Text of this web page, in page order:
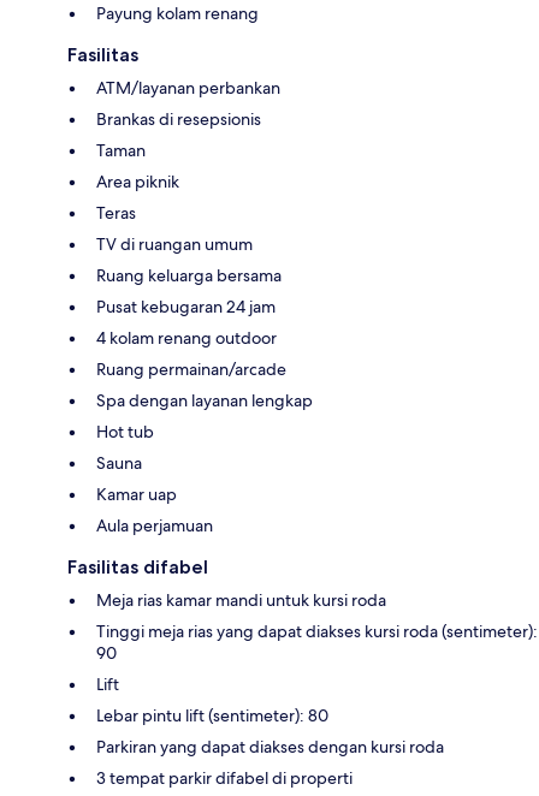
Payung kolam renang
Fasilitas
ATM/layanan perbankan
Brankas di resepsionis
Taman
Area piknik
Teras
TV di ruangan umum
Ruang keluarga bersama
Pusat kebugaran 24 jam
4 kolam renang outdoor
Ruang permainan/arcade
Spa dengan layanan lengkap
Hot tub
Sauna
Kamar uap
Aula perjamuan
Fasilitas difabel
Meja rias kamar mandi untuk kursi roda
Tinggi meja rias yang dapat diakses kursi roda (sentimeter):
90
Lift
Lebar pintu lift (sentimeter): 80
Parkiran yang dapat diakses dengan kursi roda
3 tempat parkir difabel di properti